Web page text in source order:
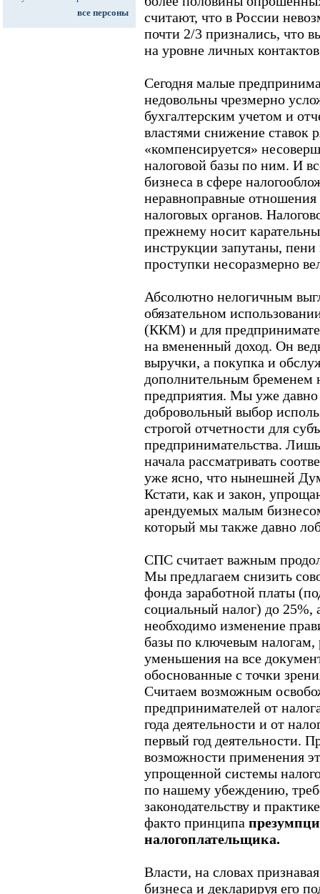
все персоны
считают, что в России
почти 2/3 признались, что
на уровне личных
Сегодня малые
недовольны чрезмерно
бухгалтерским учетом и
властями снижение ставок
«компенсируется»
налоговой базы по ним. И
бизнеса в сфере
неравноправные отношения
налоговых органов.
прежнему носит
инструкции запутаны,
проступки несоразмерно
Абсолютно нелогичным
обязательном
(ККМ) и для
на вмененный доход. Он
выручки, а покупка и
дополнительным бременем
предприятия. Мы уже давно
добровольный выбор
строгой отчетности для
предпринимательства.
начала рассматривать
уже ясно, что нынешней
Кстати, как и закон,
арендуемых малым
который мы также давно
СПС считает важным
Мы предлагаем снизить
фонда заработной платы
социальный налог) до
необходимо изменение
базы по ключевым
уменьшения на все
обоснованные с точки
Считаем возможным
предпринимателей от
года деятельности и от
первый год деятельности.
возможности применения
упрощенной системы
по нашему убеждению,
законодательству и
факто принципа
налогоплательщика.
Власти, на словах
бизнеса и декларируя его